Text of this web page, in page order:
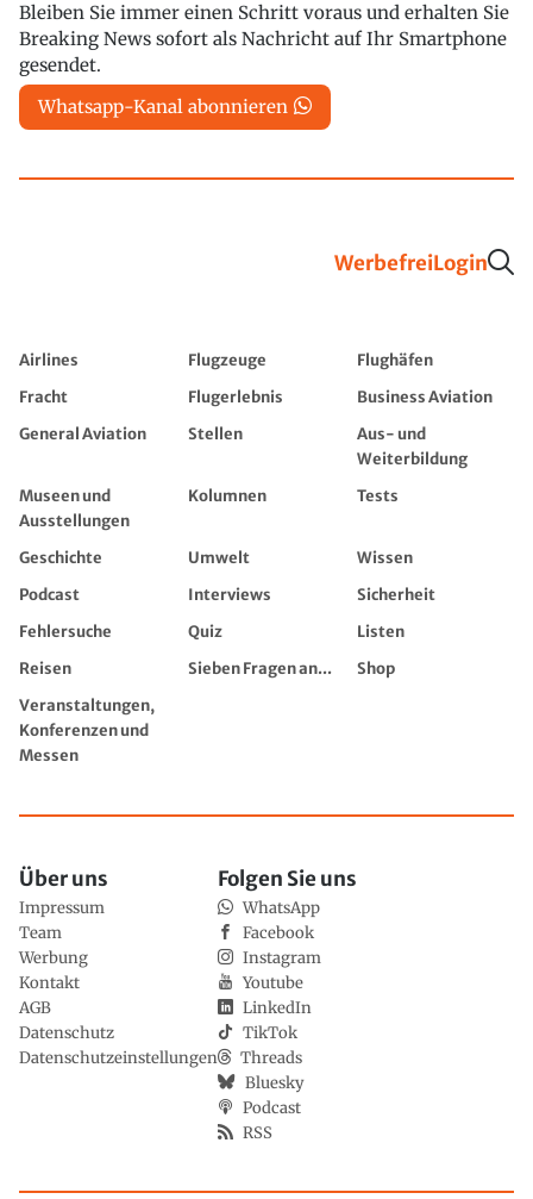
Bleiben Sie immer einen Schritt voraus und erhalten Sie
Breaking News sofort als Nachricht auf Ihr Smartphone
gesendet.
Whatsapp-Kanal abonnieren
WerbefreiLogin
Airlines Flugzeuge
Flughäfen
Fracht
Flugerlebnis
Business Aviation
General Aviation
Stellen
Aus- und
Weiterbildung
Museen und
Ausstellungen
Kolumnen Tests
Geschichte Umwelt
Wissen
Podcast
Interviews
Sicherheit
Fehlersuche
Quiz
Listen
Reisen
Sieben Fragen an...
Shop
Veranstaltungen,
Konferenzen und
Messen
Über uns
Impressum
Team
Werbung
Kontakt
AGB
Datenschutz
Datenschutzeinstellungen
Folgen Sie uns
WhatsApp
Facebook
Instagram
Youtube
LinkedIn
TikTok
Threads
Bluesky
Podcast
RSS